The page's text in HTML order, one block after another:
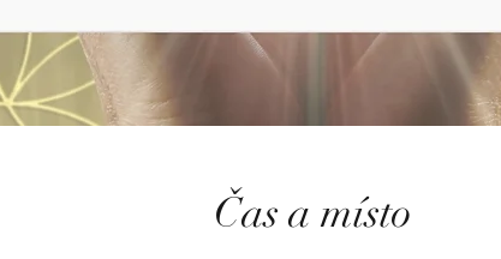
Čas a místo